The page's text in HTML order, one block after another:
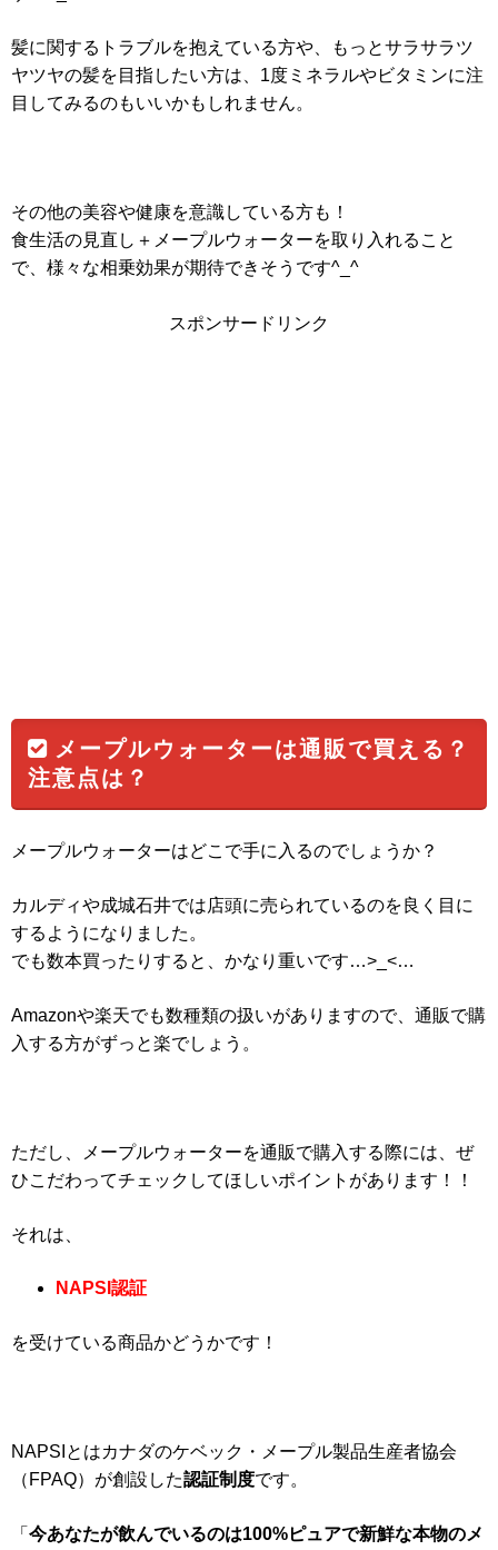
髪に関するトラブルを抱えている方や、もっとサラサラツ
ヤツヤの髪を目指したい方は、1度ミネラルやビタミンに注
目してみるのもいいかもしれません。
その他の美容や健康を意識している方も！
食生活の見直し＋メープルウォーターを取り入れること
で、様々な相乗効果が期待できそうです^_^
スポンサードリンク
メープルウォーターは通販で買える？
注意点は？
メープルウォーターはどこで手に入るのでしょうか？
カルディや成城石井では店頭に売られているのを良く目に
するようになりました。
でも数本買ったりすると、かなり重いです…>_<…
Amazonや楽天でも数種類の扱いがありますので、通販で購
入する方がずっと楽でしょう。
ただし、メープルウォーターを通販で購入する際には、ぜ
ひこだわってチェックしてほしいポイントがあります！！
それは、
NAPSI認証
を受けている商品かどうかです！
NAPSIとはカナダのケベック・メープル製品生産者協会
（FPAQ）が創設した認証制度です。
「 今あなたが飲んでいるのは100%ピュアで新鮮な本物のメ